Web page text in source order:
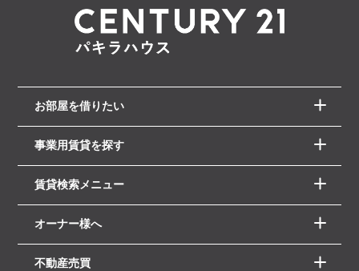
お部屋を借りたい
事業用賃貸を探す
賃貸検索メニュー
オーナー様へ
不動産売買